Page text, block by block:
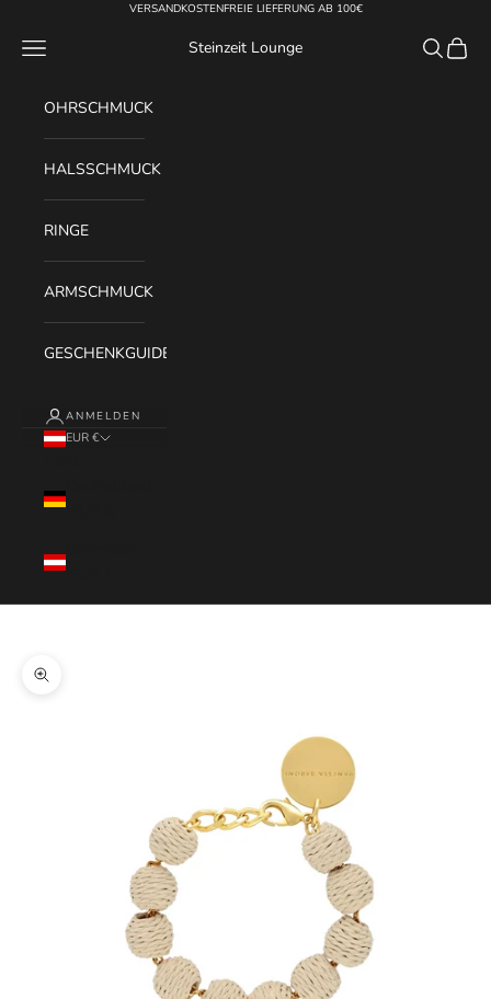
Zum Inhalt springenVERSANDKOSTENFREIE LIEFERUNG AB 100€
Steinzeit Lounge
Menü Suchen
OHRSCHMUCK
HALSSCHMUCK
RINGE
ARMSCHMUCK
GESCHENKGUIDE
ANMELDEN
EUR €
Bild vergrößern